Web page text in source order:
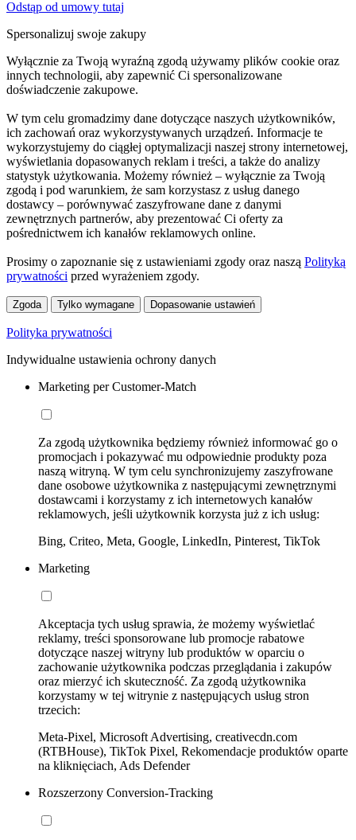
Odstąp od umowy tutaj
Spersonalizuj swoje zakupy
Wyłącznie za Twoją wyraźną zgodą używamy plików cookie oraz
innych technologii, aby zapewnić Ci spersonalizowane
doświadczenie zakupowe.
W tym celu gromadzimy dane dotyczące naszych użytkowników,
ich zachowań oraz wykorzystywanych urządzeń. Informacje te
wykorzystujemy do ciągłej optymalizacji naszej strony internetowej,
wyświetlania dopasowanych reklam i treści, a także do analizy
statystyk użytkowania. Możemy również – wyłącznie za Twoją
zgodą i pod warunkiem, że sam korzystasz z usług danego
dostawcy – porównywać zaszyfrowane dane z danymi
zewnętrznych partnerów, aby prezentować Ci oferty za
pośrednictwem ich kanałów reklamowych online.
Prosimy o zapoznanie się z ustawieniami zgody oraz naszą Polityką
prywatności przed wyrażeniem zgody.
Zgoda Tylko wymagane Dopasowanie ustawień
Polityka prywatności
Indywidualne ustawienia ochrony danych
Marketing per Customer-Match
Za zgodą użytkownika będziemy również informować go o
promocjach i pokazywać mu odpowiednie produkty poza
naszą witryną. W tym celu synchronizujemy zaszyfrowane
dane osobowe użytkownika z następującymi zewnętrznymi
dostawcami i korzystamy z ich internetowych kanałów
reklamowych, jeśli użytkownik korzysta już z ich usług:
Bing, Criteo, Meta, Google, LinkedIn, Pinterest, TikTok
Marketing
Akceptacja tych usług sprawia, że możemy wyświetlać
reklamy, treści sponsorowane lub promocje rabatowe
dotyczące naszej witryny lub produktów w oparciu o
zachowanie użytkownika podczas przeglądania i zakupów
oraz mierzyć ich skuteczność. Za zgodą użytkownika
korzystamy w tej witrynie z następujących usług stron
trzecich:
Meta-Pixel, Microsoft Advertising, creativecdn.com
(RTBHouse), TikTok Pixel, Rekomendacje produktów oparte
na kliknięciach, Ads Defender
Rozszerzony Conversion-Tracking